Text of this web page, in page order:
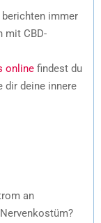
immer
mit CBD-
online findest du
dir deine innere
an